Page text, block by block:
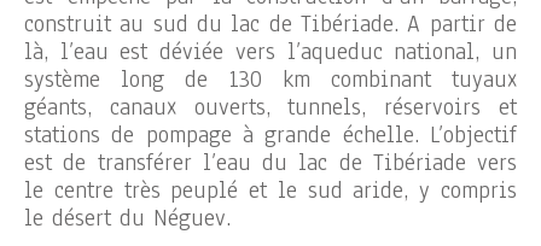
construit au sud du lac de Tibériade. A partir de
là, l’eau est déviée vers l’aqueduc national, un
système long de 130 km combinant tuyaux
géants, canaux ouverts, tunnels, réservoirs et
stations de pompage à grande échelle. L’objectif
est de transférer l’eau du lac de Tibériade vers
le centre très peuplé et le sud aride, y compris
le désert du Néguev.